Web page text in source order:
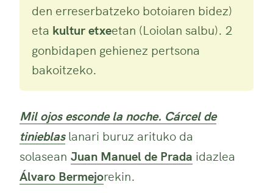
den erreserbatzeko botoiaren bidez)
eta kultur etxeetan (Loiolan salbu). 2
gonbidapen gehienez pertsona
bakoitzeko.
Mil ojos esconde la noche. Cárcel de
tinieblaslanari buruz arituko da
solasean Juan Manuel de Prada idazlea
Álvaro Bermejorekin.